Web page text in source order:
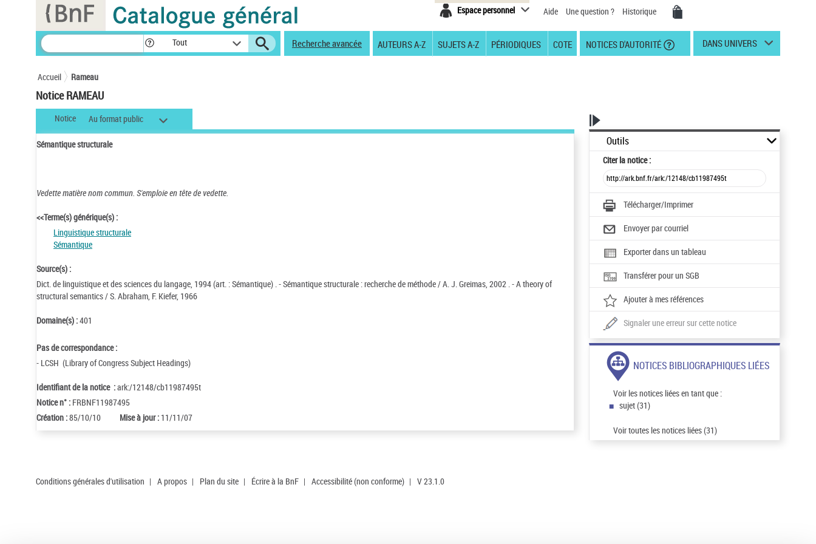
Espace personnel Aide Une question ? Historique
Tout Recherche avancée AUTEURS A-Z SUJETS A-Z PÉRIODIQUES COTE NOTICES D'AUTORITÉ DANS UNIVERS
Accueil Rameau
Notice RAMEAU
Notice Au format public
Sémantique structurale
Vedette matière nom commun. S'emploie en tête de vedette.
<<Terme(s) générique(s) :
Linguistique structurale
Sémantique
Source(s) :
Dict. de linguistique et des sciences du langage, 1994 (art. : Sémantique) . - Sémantique structurale : recherche de méthode / A. J. Greimas, 2002 . - A theory of
structural semantics / S. Abraham, F. Kiefer, 1966
Domaine(s) :401
Pas de correspondance :
- LCSH (Library of Congress Subject Headings)
Identifiant de la notice :ark:/12148/cb11987495t
Notice n° : FRBNF11987495
Création :85/10/10 Mise à jour : 11/11/07
Outils
Citerla notice :
Télécharger/Imprimer
Envoyer par courriel
Exporter dans un tableau
Transférer pour un SGB
Ajouter à mes références
Signaler une erreur sur cette notice
NOTICES BIBLIOGRAPHIQUES LIÉES
Voir les notices liées en tant que :
sujet (31)
Voir toutes les notices liées (31)
Conditions générales d'utilisation | A propos | Plan du site | Écrire à la BnF | Accessibilité (non conforme) | V 23.1.0
Panneau de gestion des cookies